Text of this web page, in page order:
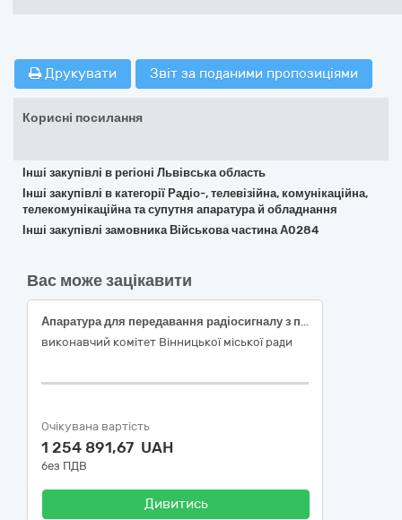
Друкувати Звіт за поданими пропозиціями
Корисні посилання
Інші закупівлі в регіоні Львівська область
Інші закупівлі в категорії Радіо-, телевізійна, комунікаційна,
телекомунікаційна та супутня апаратура й обладнання
Інші закупівлі замовника Військова частина А0284
Вас може зацікавити
Апаратура для передавання радіосигналу з приймальним пристроєм за кодом CPV за ДК 021:2015 -32230000-4 (Цифрові мобільні радіостанції ) для потреб ЗСУ та інших військових формувань.
виконавчий комітет Вінницької міської ради
Очікувана вартість
1 254 891,67 UAH
без ПДВ
Дивитись